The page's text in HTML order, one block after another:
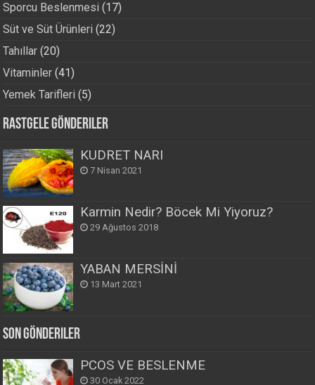
Sporcu Beslenmesi (17)
Süt ve Süt Ürünleri (22)
Tahıllar (20)
Vitaminler (41)
Yemek Tarifleri (5)
Rastgele Gönderiler
KUDRET NARI
7 Nisan 2021
Karmin Nedir? Böcek Mi Yiyoruz?
29 Ağustos 2018
YABAN MERSİNİ
13 Mart 2021
Son Gönderiler
PCOS VE BESLENME
30 Ocak 2022